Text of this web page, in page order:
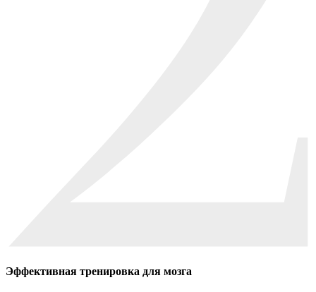
Эффективная тренировка для мозга